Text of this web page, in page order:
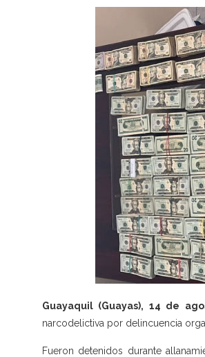
Guayaquil (Guayas), 14 de
narcodelictiva por delincuencia
Fueron detenidos durante